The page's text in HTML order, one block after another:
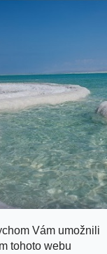
Vám umožnili
tohoto webu